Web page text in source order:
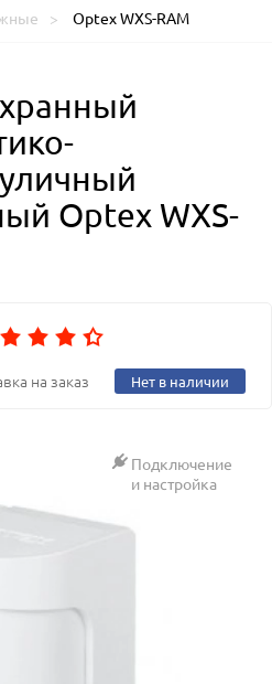
Optex WXS-RAM
Optex WXS-
на заказ Нет в наличии
Подключение
и настройка